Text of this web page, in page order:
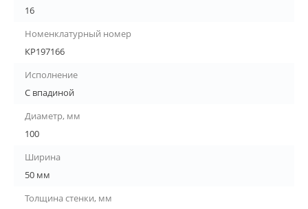
16
Номенклатурный номер
КР197166
Исполнение
С впадиной
Диаметр, мм
100
Ширина
50 мм
Толщина стенки, мм